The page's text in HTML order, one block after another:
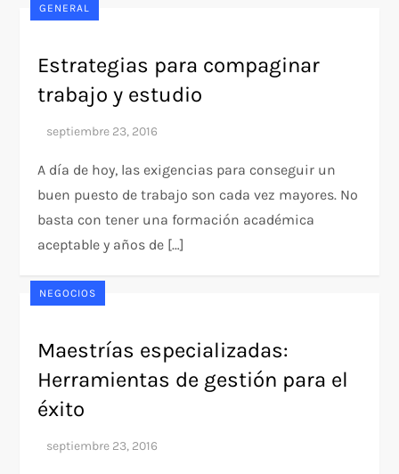
GENERAL
Estrategias para compaginar
trabajo y estudio
A día de hoy, las exigencias para conseguir un
buen puesto de trabajo son cada vez mayores. No
basta con tener una formación académica
aceptable y años de […]
NEGOCIOS
Maestrías especializadas:
Herramientas de gestión para el
éxito